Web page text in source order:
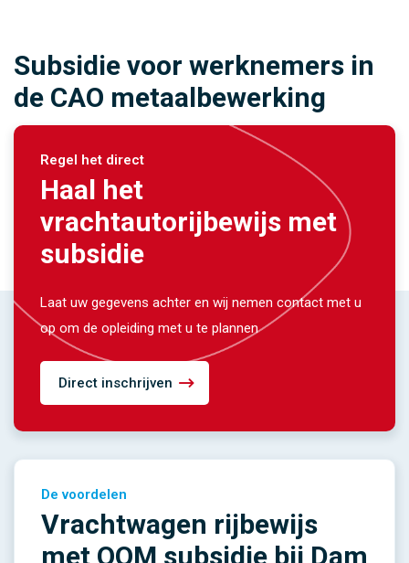
Subsidie voor werknemers in
de CAO metaalbewerking
Regel het direct
Haal het
vrachtautorijbewijs met
subsidie
Laat uw gegevens achter en wij nemen contact met u
op om de opleiding met u te plannen
Direct inschrijven
De voordelen
Vrachtwagen rijbewijs
met OOM subsidie bij Dam